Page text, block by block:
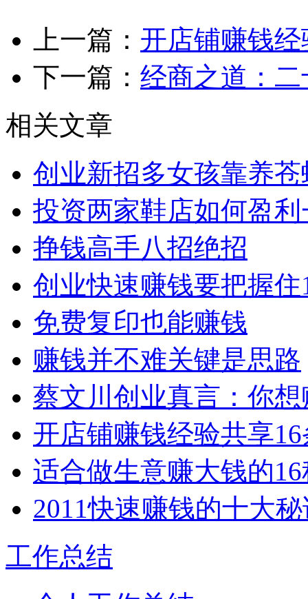
上一篇： 开店铺赚钱
下一篇： 经商之道：
相关文章
创业新招多女孩靠养
投资两家鞋店如何盈
挣钱高手八招绝招
创业快速赚钱要把握住
免费复印也能赚钱
赚钱并不难关键是思路
蔡文川创业真言：你
开店铺赚钱经验共享16
适合做生意赚大钱的
2011快速赚钱的十大
工作总结